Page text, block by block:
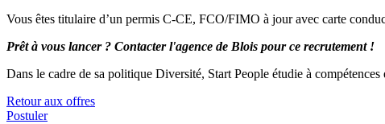
Vous êtes titulaire d’un permis C-CE, FCO/FIMO à jour avec carte
Prêt à vous lancer ? Contacter l'agence de Blois pour ce recrutement !
Dans le cadre de sa politique Diversité, Start People étudie à
Retour aux offres
Postuler